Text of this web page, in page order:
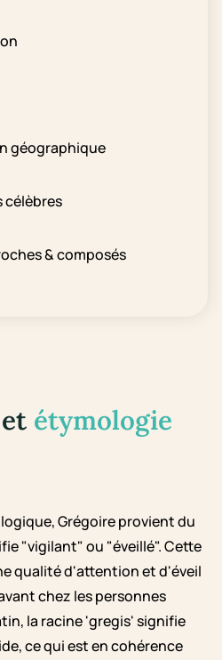
géographique
célèbres
& composés
étymologie
Grégoire provient du
"vigilant" ou "éveillé". Cette
qualité d'attention et d'éveil
chez les personnes
la racine 'gregis' signifie
ce qui est en cohérence